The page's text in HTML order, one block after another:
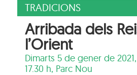
TRADICIONS
Arribada dels
l’Orient
Dimarts 5 de gener de
17.30 h, Parc Nou